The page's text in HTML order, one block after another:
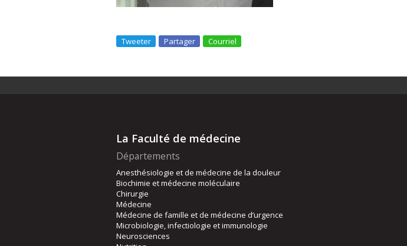
Tweeter Partager Courriel
La Faculté de médecine
Départements
Anesthésiologie et de médecine de la douleur
Biochimie et médecine moléculaire
Chirurgie
Médecine
Médecine de famille et de médecine d’urgence
Microbiologie, infectiologie et immunologie
Neurosciences